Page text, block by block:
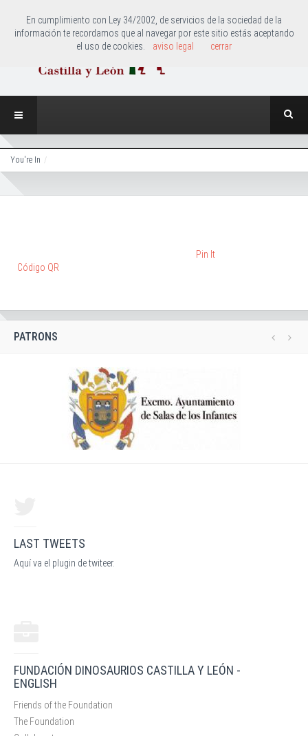
You're In
Pin It
Código QR
PATRONS
LAST TWEETS
Aquí va el plugin de twiteer.
FUNDACIÓN DINOSAURIOS CASTILLA Y LEÓN -
ENGLISH
Friends of the Foundation
The Foundation
En cumplimiento con Ley 34/2002, de servicios de la sociedad de la
información te recordamos que al navegar por este sitio estás aceptando
el uso de cookies.
aviso legal cerrar